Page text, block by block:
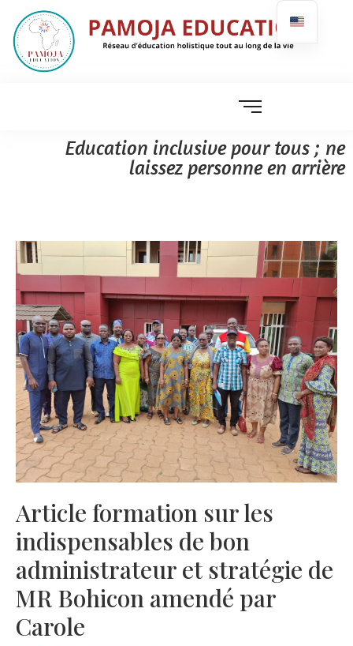
Education inclusive pour tous ; ne
laissez personne en arrière
Article formation sur les
indispensables de bon
administrateur et stratégie de
MR Bohicon amendé par
Carole